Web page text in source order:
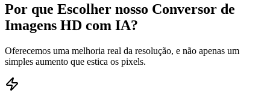
Por que Escolher nosso Conversor de
Imagens HD com IA?
Oferecemos uma melhoria real da resolução, e não apenas um
simples aumento que estica os pixels.